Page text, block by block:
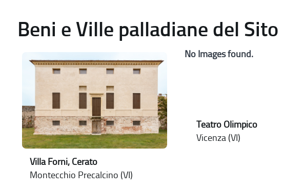
Beni e Ville palladiane del Sito
Villa Forni, Cerato
Montecchio Precalcino (VI)
No Images found.
Teatro Olimpico
Vicenza (VI)